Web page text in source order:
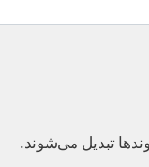
تبدیل می‌شوند.